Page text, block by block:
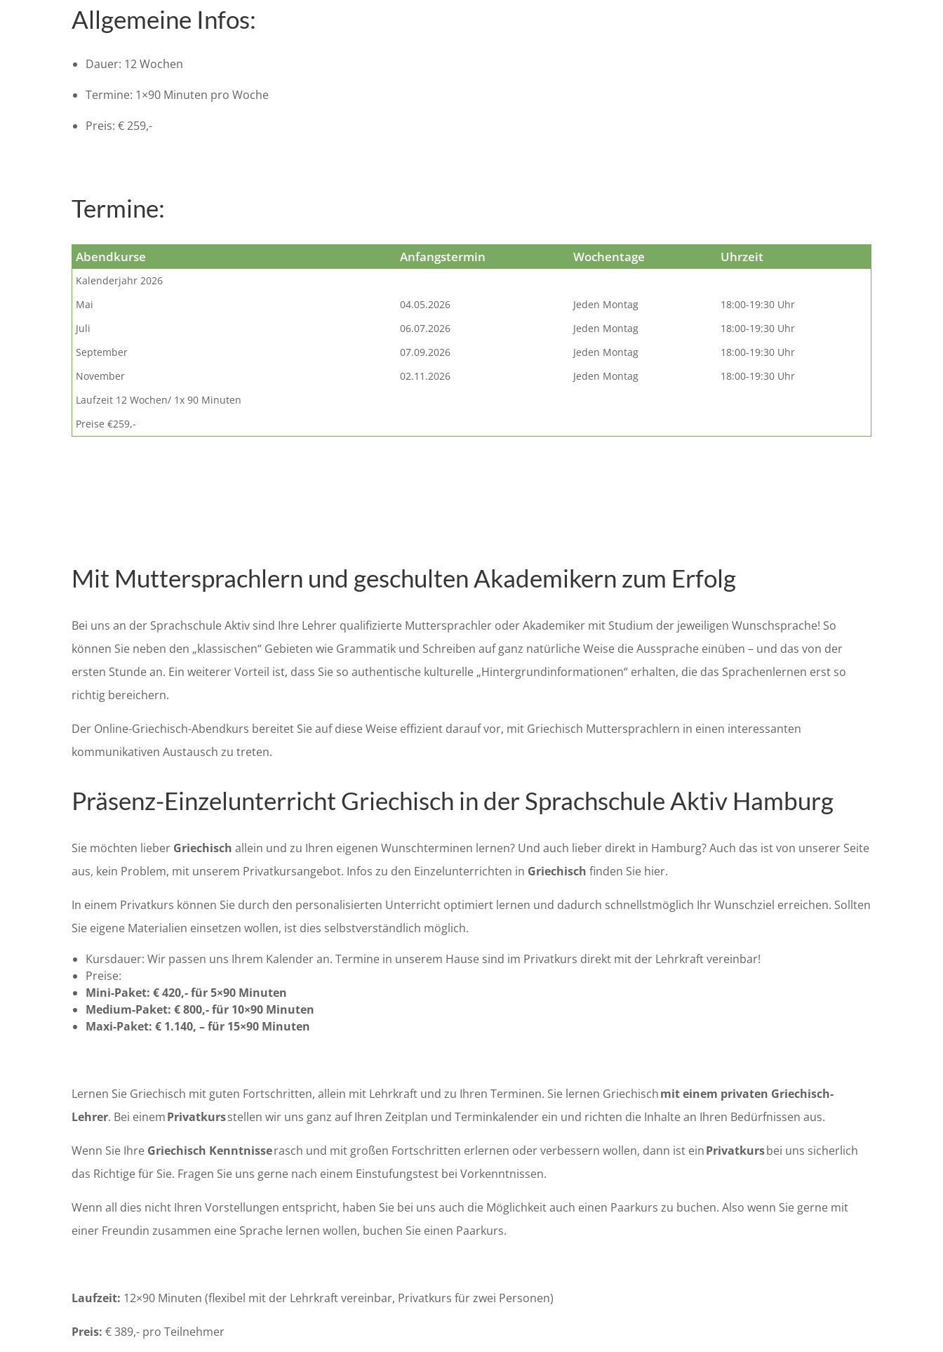
Allgemeine Infos:
Dauer: 12 Wochen
Termine: 1×90 Minuten pro Woche
Preis: € 259,-
Termine:
Abendkurse Anfangstermin Wochentage Uhrzeit
Kalenderjahr 2026
Mai
04.05.2026 Jeden Montag
18:00-19:30 Uhr
Juli
06.07.2026 Jeden Montag
18:00-19:30 Uhr
September
07.09.2026 Jeden Montag
18:00-19:30 Uhr
November
02.11.2026 Jeden Montag
18:00-19:30 Uhr
Laufzeit 12 Wochen/ 1x 90 Minuten
Preise €259,-
Mit Muttersprachlern und geschulten Akademikern zum Erfolg
Bei uns an der Sprachschule Aktiv sind Ihre Lehrer qualifizierte Muttersprachler oder Akademiker mit Studium der jeweiligen Wunschsprache! So
können Sie neben den „klassischen“ Gebieten wie Grammatik und Schreiben auf ganz natürliche Weise die Aussprache einüben – und das von der
ersten Stunde an. Ein weiterer Vorteil ist, dass Sie so authentische kulturelle „Hintergrundinformationen“ erhalten, die das Sprachenlernen erst so
richtig bereichern.
Der Online-Griechisch-Abendkurs bereitet Sie auf diese Weise effizient darauf vor, mit Griechisch Muttersprachlern in einen interessanten
kommunikativen Austausch zu treten.
Präsenz-Einzelunterricht Griechisch in der Sprachschule Aktiv Hamburg
Sie möchten lieber Griechisch allein und zu Ihren eigenen Wunschterminen lernen? Und auch lieber direkt in Hamburg? Auch das ist von unserer Seite
aus, kein Problem, mit unserem Privatkursangebot. Infos zu den Einzelunterrichten in Griechisch finden Sie hier.
In einem Privatkurs können Sie durch den personalisierten Unterricht optimiert lernen und dadurch schnellstmöglich Ihr Wunschziel erreichen. Sollten
Sie eigene Materialien einsetzen wollen, ist dies selbstverständlich möglich.
Kursdauer: Wir passen uns Ihrem Kalender an. Termine in unserem Hause sind im Privatkurs direkt mit der Lehrkraft vereinbar!
Preise:
Mini-Paket: € 420,- für 5×90 Minuten
Medium-Paket: € 800,- für 10×90 Minuten
Maxi-Paket: € 1.140, – für 15×90 Minuten
Lernen Sie Griechisch mit guten Fortschritten, allein mit Lehrkraft und zu Ihren Terminen. Sie lernen Griechischmit einem privaten Griechisch-
Lehrer. Bei einemPrivatkursstellen wir uns ganz auf Ihren Zeitplan und Terminkalender ein und richten die Inhalte an Ihren Bedürfnissen aus.
Wenn Sie Ihre Griechisch Kenntnisserasch und mit großen Fortschritten erlernen oder verbessern wollen, dann ist einPrivatkursbei uns sicherlich
das Richtige für Sie. Fragen Sie uns gerne nach einem Einstufungstest bei Vorkenntnissen.
Wenn all dies nicht Ihren Vorstellungen entspricht, haben Sie bei uns auch die Möglichkeit auch einen Paarkurs zu buchen. Also wenn Sie gerne mit
einer Freundin zusammen eine Sprache lernen wollen, buchen Sie einen Paarkurs.
Laufzeit: 12×90 Minuten (flexibel mit der Lehrkraft vereinbar, Privatkurs für zwei Personen)
Preis: € 389,- pro Teilnehmer